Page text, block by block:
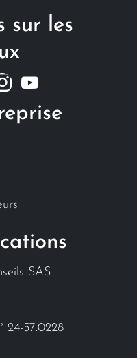
sur les
SAS
24-57.0228